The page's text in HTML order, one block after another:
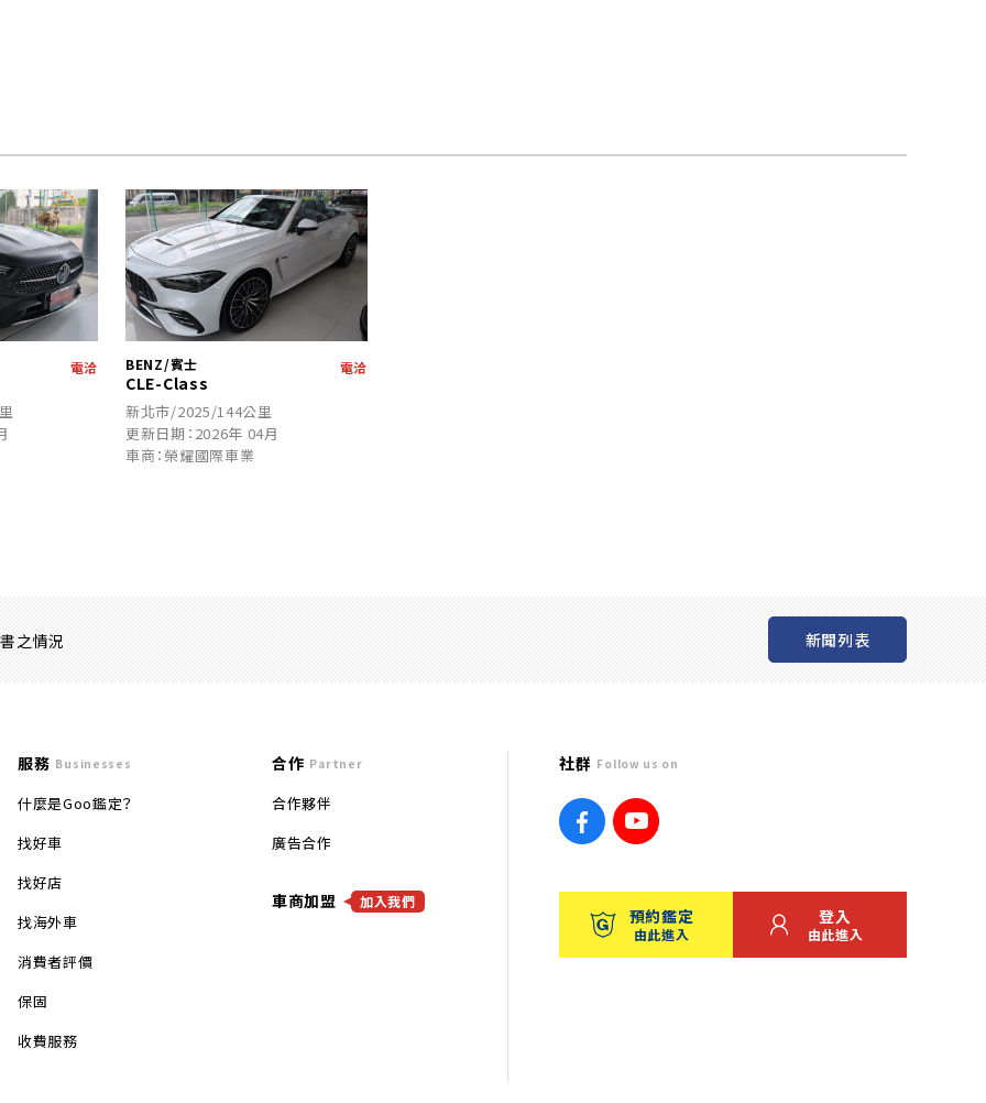
電洽 BENZ/賓士
CLE-Class
電洽
新北市/2025/144公里
更新日期：2026年 04月
車商：榮耀國際車業
之情況 新聞列表
服務 Businesses
什麼是Goo鑑定？
找好車
找好店
找海外車
消費者評價
保固
收費服務
合作 Partner
合作夥伴
廣告合作
車商加盟 加入我們
社群 Follow us on
預約鑑定
由此進入
登入
由此進入